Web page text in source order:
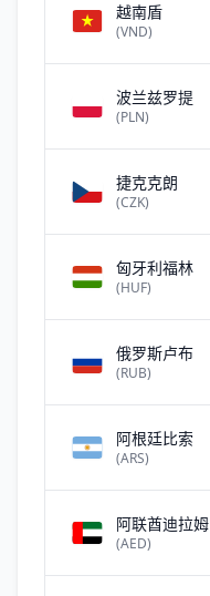
越南盾
(VND)
波兰兹罗提
(PLN)
捷克克朗
(CZK)
匈牙利福林
(HUF)
俄罗斯卢布
(RUB)
阿根廷比索
(ARS)
阿联酋迪拉姆
(AED)